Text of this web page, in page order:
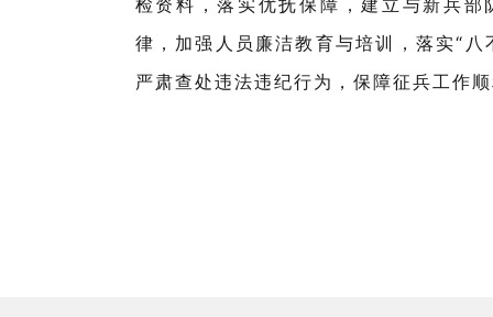
检资料，落实优抚保障，建立与新兵
律，加强人员廉洁教育与培训，落实“
严肃查处违法违纪行为，保障征兵工作